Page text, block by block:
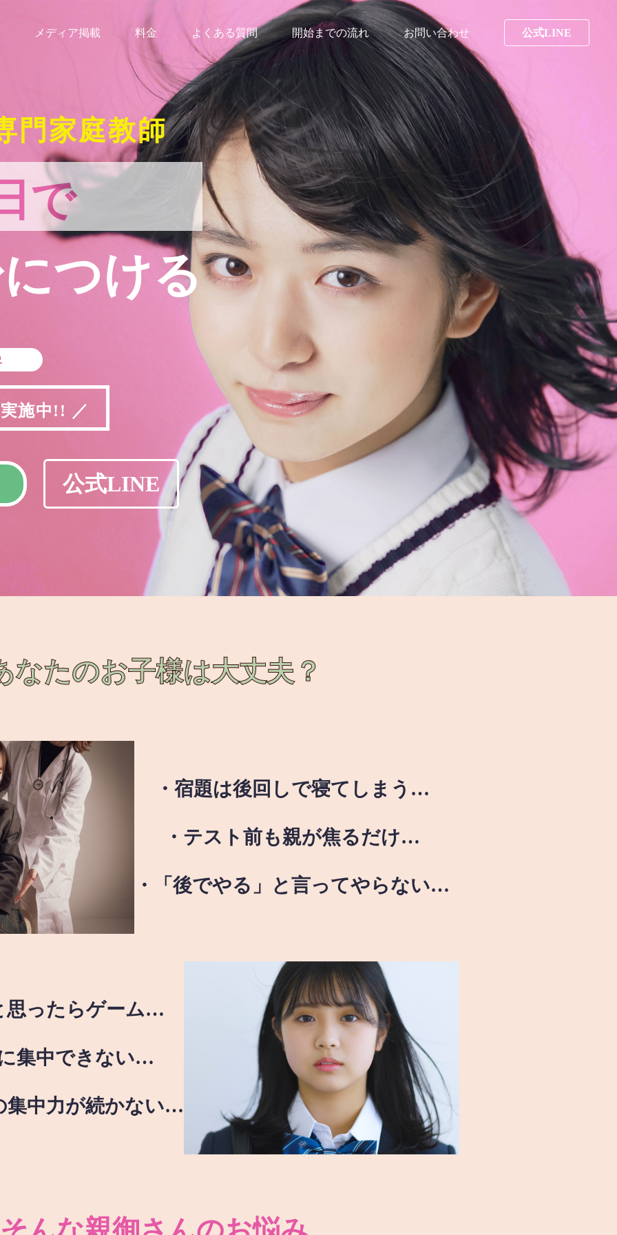
メディア掲載 料金 よくある質問 開始までの流れ お問い合わせ 公式LINE
門家庭教師
で
つける
施中!! ／
公式LINE
なたのお子様は大丈夫？
・宿題は後回しで寝てしまう…
・テスト前も親が焦るだけ…
・「後でやる」と言ってやらない…
思ったらゲーム…
集中できない…
集中力が続かない…